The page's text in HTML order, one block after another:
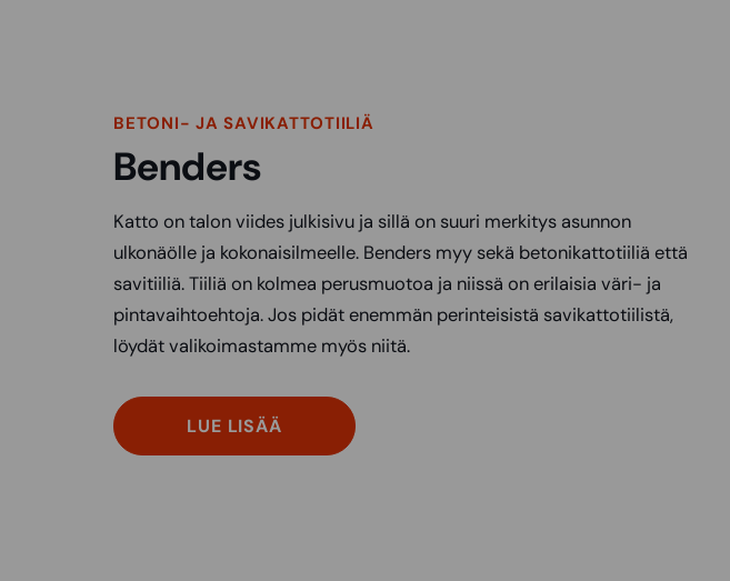
BETONI- JA SAVIKATTOTIILIÄ
Benders
Katto on talon viides julkisivu ja sillä on suuri merkitys asunnon
ulkonäölle ja kokonaisilmeelle. Benders myy sekä betonikattotiiliä että
savitiiliä. Tiiliä on kolmea perusmuotoa ja niissä on erilaisia väri- ja
pintavaihtoehtoja. Jos pidät enemmän perinteisistä savikattotiilistä,
löydät valikoimastamme myös niitä.
LUE LISÄÄ